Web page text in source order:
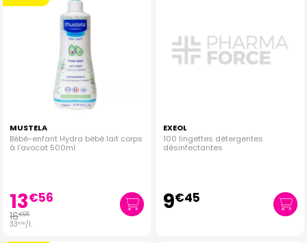
MUSTELA
Bébé-enfant Hydra bébé lait corps
à l'avocat 500ml
13€56
16€95
33€90/l.
EXEOL
100 lingettes détergentes
désinfectantes
9€45